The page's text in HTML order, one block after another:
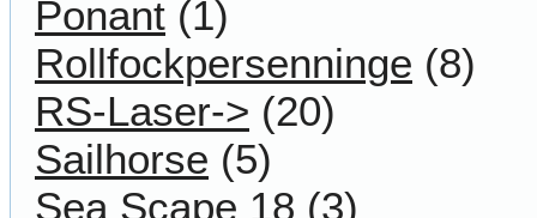
Ponant (1)
Rollfockpersenninge (8)
RS-Laser-> (20)
Sailhorse (5)
Sea Scape 18 (3)